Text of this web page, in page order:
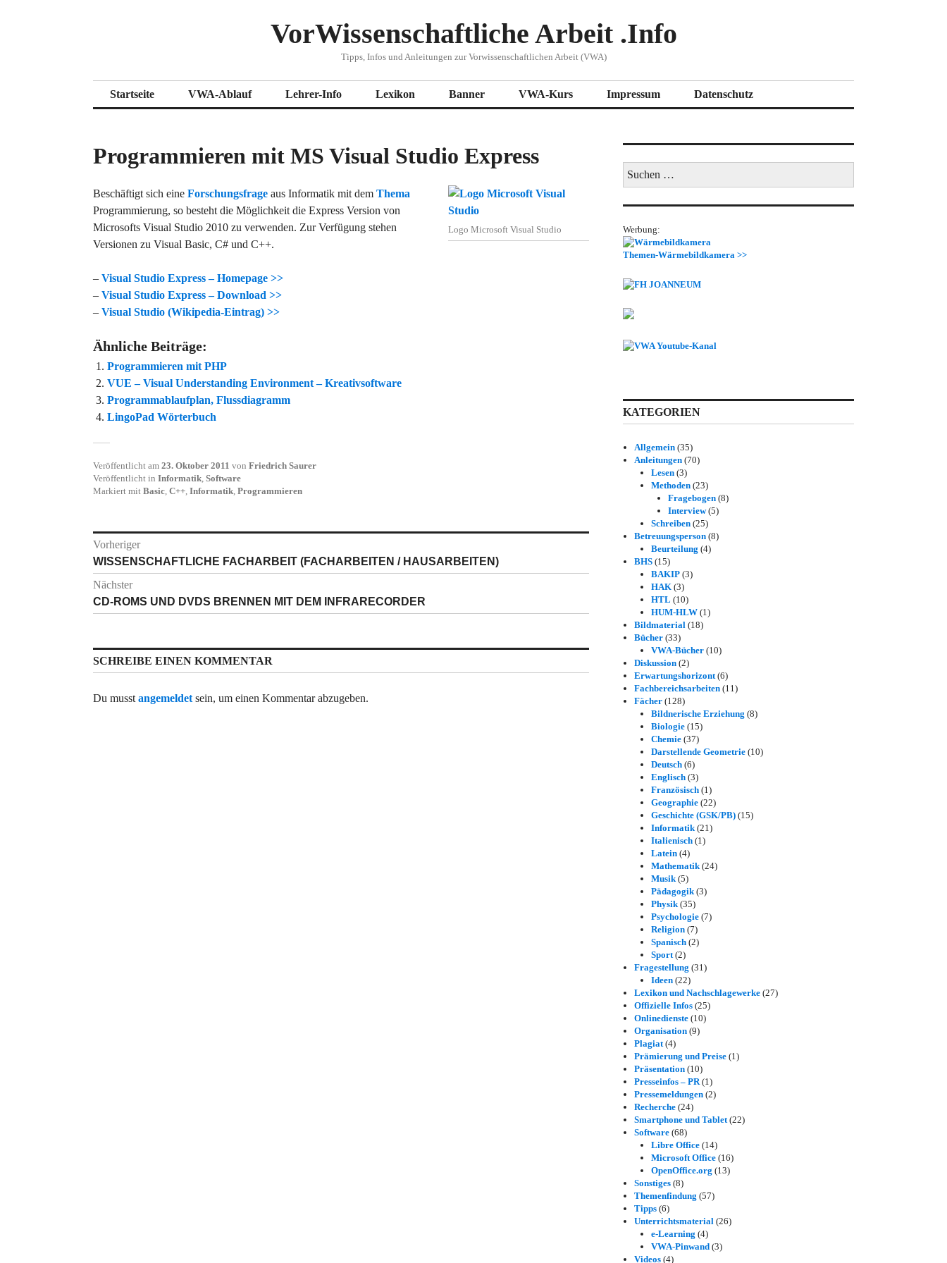
VorWissenschaftliche Arbeit .Info
Tipps, Infos und Anleitungen zur Vorwissenschaftlichen Arbeit (VWA)
Startseite VWA-Ablauf Lehrer-Info Lexikon Banner VWA-Kurs Impressum Datenschutz
Programmieren mit MS Visual Studio Express
Logo Microsoft Visual Studio
Beschäftigt sich eine Forschungsfrage aus Informatik mit dem Thema
Programmierung, so besteht die Möglichkeit die Express Version von
Microsofts Visual Studio 2010 zu verwenden. Zur Verfügung stehen
Versionen zu Visual Basic, C# und C++.
– Visual Studio Express – Homepage >>
– Visual Studio Express – Download >>
– Visual Studio (Wikipedia-Eintrag) >>
Ähnliche Beiträge:
Programmieren mit PHP
VUE – Visual Understanding Environment – Kreativsoftware
Programmablaufplan, Flussdiagramm
LingoPad Wörterbuch
Veröffentlicht am 23. Oktober 2011 von Friedrich Saurer
Veröffentlicht in Informatik, Software
Markiert mit Basic, C++, Informatik, Programmieren
Beitragsnavigation
Vorheriger
Vorheriger
Beitrag:
WISSENSCHAFTLICHE FACHARBEIT (FACHARBEITEN / HAUSARBEITEN)
Nächster
Nächster
Beitrag:
CD-ROMS UND DVDS BRENNEN MIT DEM INFRARECORDER
SCHREIBE EINEN KOMMENTAR
Du musst angemeldet sein, um einen Kommentar abzugeben.
nach:
Werbung:
Themen-Wärmebildkamera >>
KATEGORIEN
Allgemein (35)
Anleitungen (70)
Lesen (3)
Methoden (23)
Fragebogen (8)
Interview(5)
Schreiben (25)
Betreuungsperson (8)
Beurteilung (4)
BHS (15)
BAKIP (3)
HAK (3)
HTL (10)
HUM-HLW (1)
Bildmaterial (18)
Bücher (33)
VWA-Bücher (10)
Diskussion (2)
Erwartungshorizont(6)
Fachbereichsarbeiten (11)
Fächer (128)
Bildnerische Erziehung (8)
Biologie (15)
Chemie (37)
Darstellende Geometrie (10)
Deutsch (6)
Englisch (3)
Französisch (1)
Geographie (22)
Geschichte (GSK/PB) (15)
Informatik(21)
Italienisch (1)
Latein (4)
Mathematik(24)
Musik(5)
Pädagogik(3)
Physik(35)
Psychologie (7)
Religion (7)
Spanisch (2)
Sport(2)
Fragestellung (31)
Ideen (22)
Lexikon und Nachschlagewerke (27)
Offizielle Infos (25)
Onlinedienste (10)
Organisation (9)
Plagiat(4)
Prämierung und Preise (1)
Präsentation (10)
Presseinfos – PR(1)
Pressemeldungen (2)
Recherche (24)
Smartphone und Tablet(22)
Software (68)
Libre Office (14)
Microsoft Office (16)
OpenOffice.org (13)
Sonstiges (8)
Themenfindung (57)
Tipps (6)
Unterrichtsmaterial (26)
e-Learning (4)
VWA-Pinwand (3)
Videos (4)